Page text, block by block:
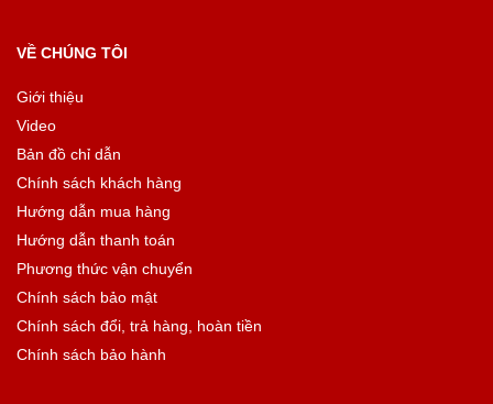
VỀ CHÚNG TÔI
Giới thiệu
Video
Bản đồ chỉ dẫn
Chính sách khách hàng
Hướng dẫn mua hàng
Hướng dẫn thanh toán
Phương thức vận chuyển
Chính sách bảo mật
Chính sách đổi, trả hàng, hoàn tiền
Chính sách bảo hành